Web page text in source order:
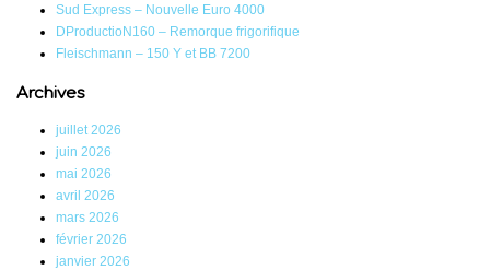
Sud Express – Nouvelle Euro 4000
DProductioN160 – Remorque frigorifique
Fleischmann – 150 Y et BB 7200
Archives
juillet 2026
juin 2026
mai 2026
avril 2026
mars 2026
février 2026
janvier 2026